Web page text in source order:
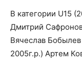
В категории U15
Дмитрий
Вячеслав
2005г.р.) Артем